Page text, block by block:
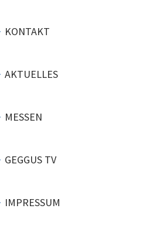
KONTAKT
AKTUELLES
MESSEN
GEGGUS TV
IMPRESSUM